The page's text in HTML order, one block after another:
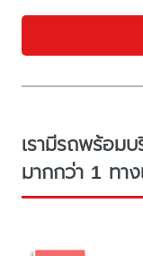
เรามีรถพร้อม
มากกว่า 1 ทา